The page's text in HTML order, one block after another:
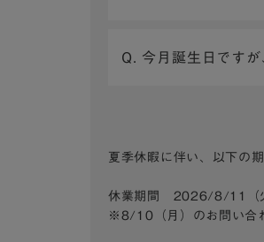
Q. 今月誕生日ですが
夏季休暇に伴い、以下の
休業期間 2026/8/11（
※8/10（月）のお問い合